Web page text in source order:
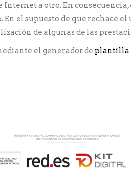
a otro. En
el supuesto de que rechace
de algunas de las
el generador de plantilla